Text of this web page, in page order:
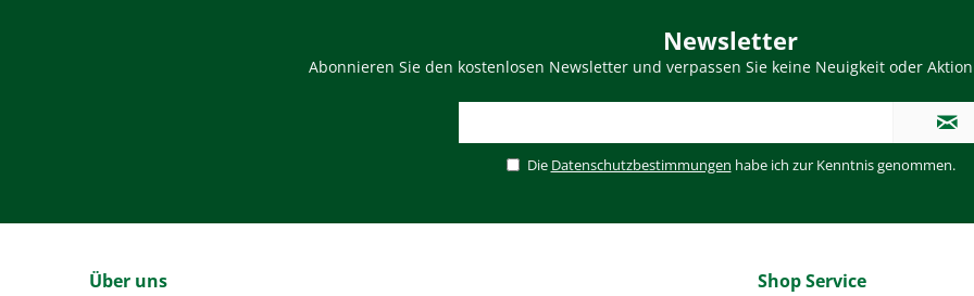
Newsletter
Abonnieren Sie den kostenlosen Newsletter und verpassen Sie keine Neuigkeit oder
Die Datenschutzbestimmungen habe ich zur Kenntnis genommen.
Über uns Shop Service